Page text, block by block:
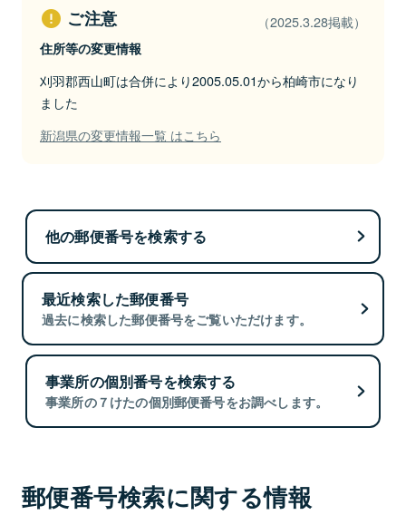
ご注意 （2025.3.28掲載）
住所等の変更情報
刈羽郡西山町は合併により2005.05.01から柏崎市になり
ました
新潟県の変更情報一覧 はこちら
他の郵便番号を検索する
最近検索した郵便番号
過去に検索した郵便番号をご覧いただけます。
事業所の個別番号を検索する
事業所の７けたの個別郵便番号をお調べします。
郵便番号検索に関する情報